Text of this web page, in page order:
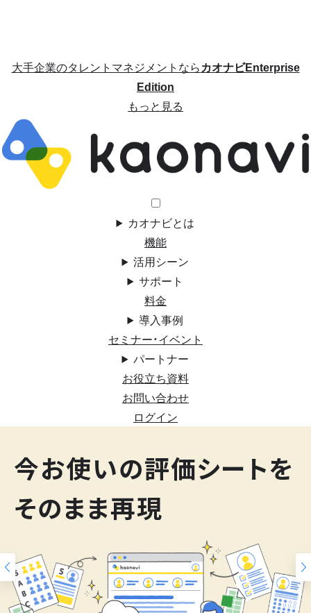
大手企業のタレントマネジメントならカオナビEnterprise
Edition
もっと見る
カオナビとは
機能
活用シーン
サポート
料金
導入事例
セミナー・イベント
パートナー
お役立ち資料
お問い合わせ
ログイン
200
スキルマップ
今お使いの評価シートを
そのまま再現